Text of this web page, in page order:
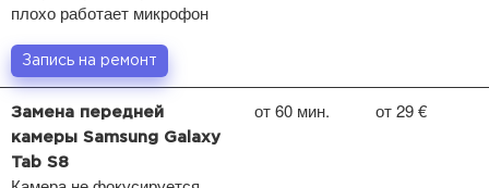
плохо работает микрофон
Запись на ремонт
Замена передней
камеры Samsung Galaxy
Tab S8
от 60 мин. от 29 €